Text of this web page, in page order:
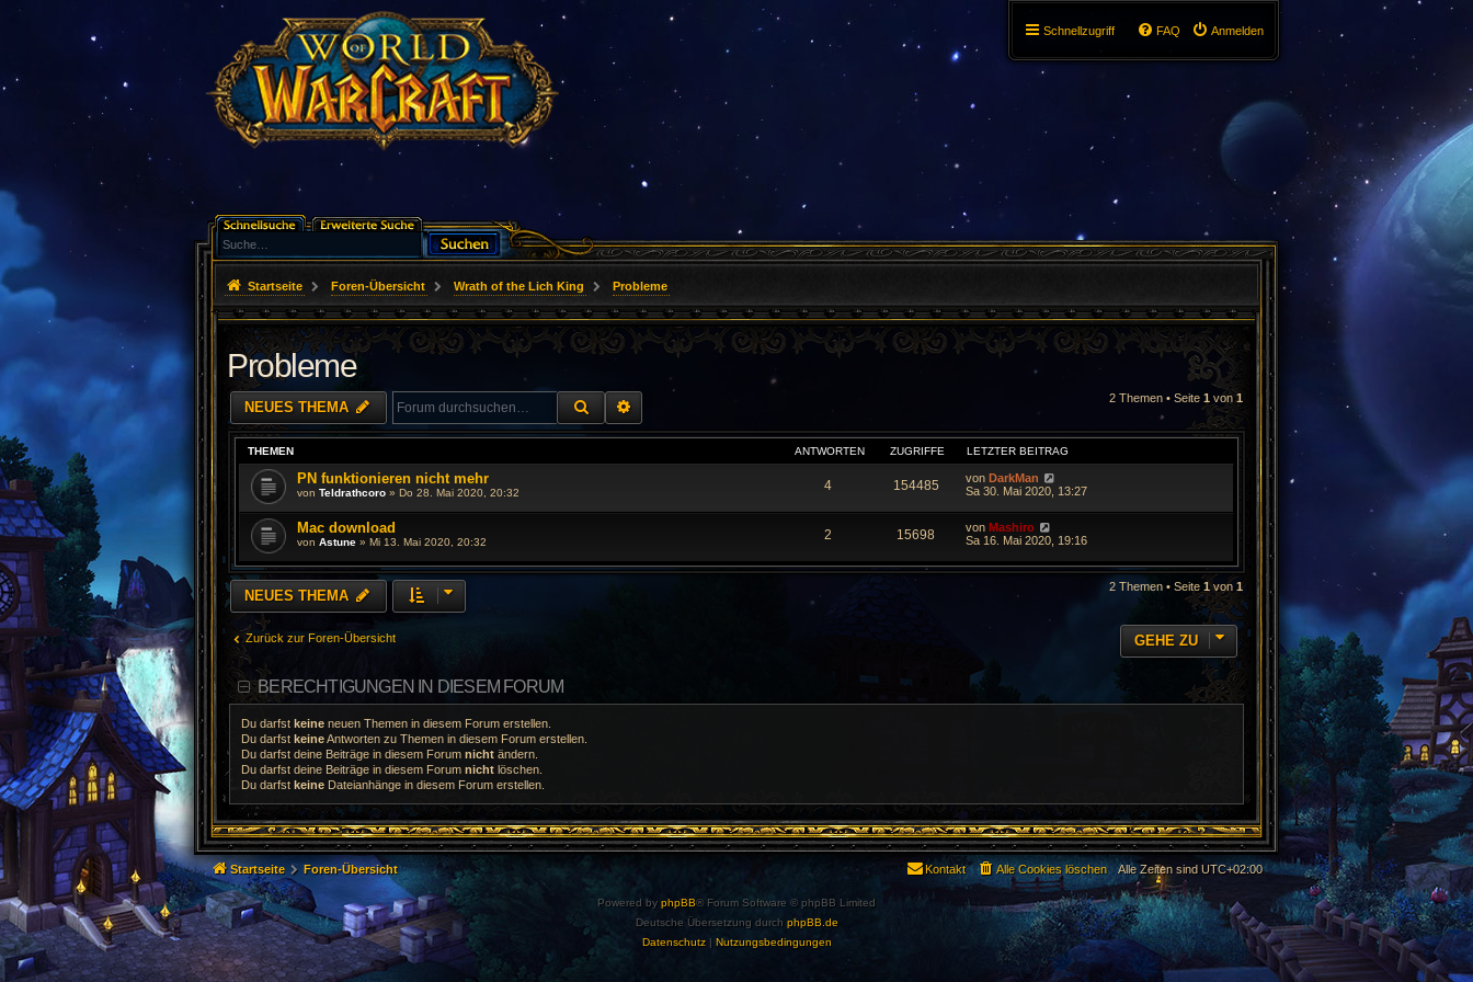
Schnellzugriff Anmelden
FAQ
Startseite Foren-Übersicht Wrath of the Lich King Probleme
Probleme
NEUES THEMA SUCHE 2 Themen • Seite 1 von 1
THEMEN ANTWORTEN ZUGRIFFE LETZTER BEITRAG
PN funktionieren nicht mehr
von Teldrathcoro » Do 28. Mai 2020, 20:32 4 154485 von DarkMan
Sa 30. Mai 2020, 13:27
Mac download
von Astune » Mi 13. Mai 2020, 20:32 2 15698 von Mashiro
Sa 16. Mai 2020, 19:16
NEUES THEMA
2 Themen • Seite 1 von 1
Zurück zur Foren-Übersicht GEHE ZU
BERECHTIGUNGEN IN DIESEM FORUM
Du darfst keine neuen Themen in diesem Forum erstellen.
Du darfst keineAntworten zu Themen in diesem Forum erstellen.
Du darfst deine Beiträge in diesem Forum nicht ändern.
Du darfst deine Beiträge in diesem Forum nicht löschen.
Du darfst keine Dateianhänge in diesem Forum erstellen.
Startseite Foren-Übersicht Alle Zeiten sind UTC+02:00
Alle Cookies löschen
Kontakt
Powered by phpBB® Forum Software © phpBB Limited
Deutsche Übersetzung durch phpBB.de
Datenschutz| Nutzungsbedingungen